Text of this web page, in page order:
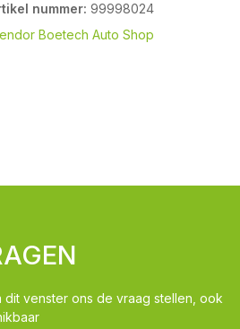
nummer: 99998024
Boetech Auto Shop
dit venster ons de vraag stellen, ook